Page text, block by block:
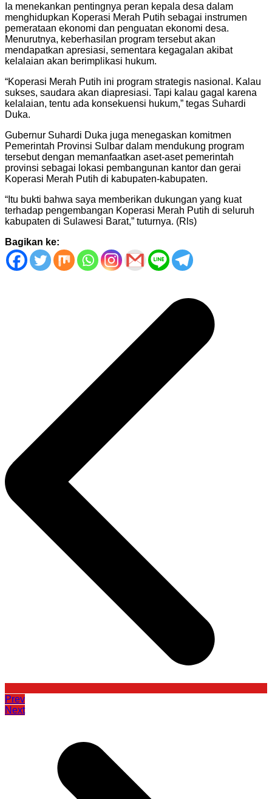
Ia menekankan pentingnya peran kepala desa dalam
menghidupkan Koperasi Merah Putih sebagai instrumen
pemerataan ekonomi dan penguatan ekonomi desa.
Menurutnya, keberhasilan program tersebut akan
mendapatkan apresiasi, sementara kegagalan akibat
kelalaian akan berimplikasi hukum.
“Koperasi Merah Putih ini program strategis nasional. Kalau
sukses, saudara akan diapresiasi. Tapi kalau gagal karena
kelalaian, tentu ada konsekuensi hukum,” tegas Suhardi
Duka.
Gubernur Suhardi Duka juga menegaskan komitmen
Pemerintah Provinsi Sulbar dalam mendukung program
tersebut dengan memanfaatkan aset-aset pemerintah
provinsi sebagai lokasi pembangunan kantor dan gerai
Koperasi Merah Putih di kabupaten-kabupaten.
“Itu bukti bahwa saya memberikan dukungan yang kuat
terhadap pengembangan Koperasi Merah Putih di seluruh
kabupaten di Sulawesi Barat,” tuturnya. (Rls)
Bagikan ke:
Prev
Next